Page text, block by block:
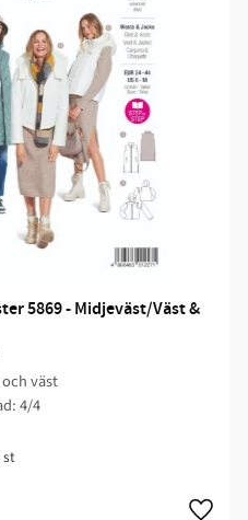
5869 - Midjeväst/Väst &
väst
4/4​
st